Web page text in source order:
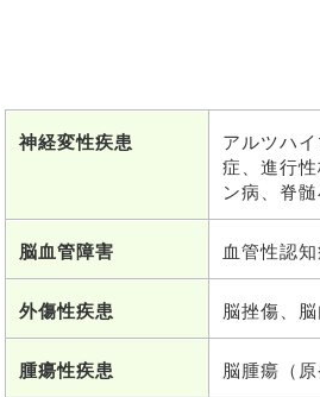
神経変性疾患
アルツハ
症、進行
ン病、脊
脳血管障害 血管性認
外傷性疾患 脳挫傷、
腫瘍性疾患 脳腫瘍（